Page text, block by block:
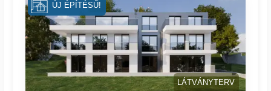
LÁTVÁNYTERV
ÚJ ÉPÍTÉSŰ!